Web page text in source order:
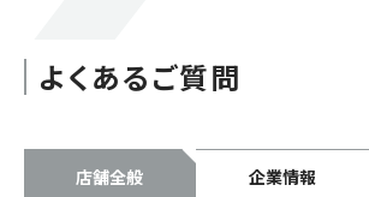
よくあるご質問
店舗全般 企業情報